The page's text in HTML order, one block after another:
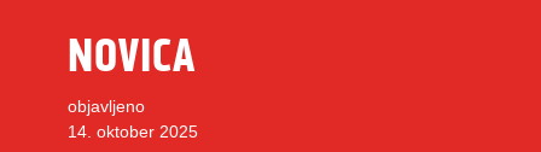
NOVICA
objavljeno
14. oktober 2025